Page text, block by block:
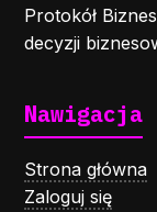
Protokół
decyzji
Nawigacja
Strona główna
Zaloguj się